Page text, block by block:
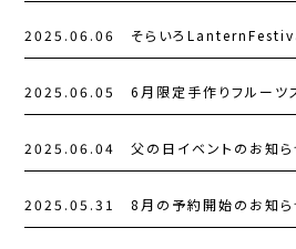
2025.06.06 そらいろ
2025.06.05 6月限定手作りフルーツ
2025.06.04 父の日イベントのお知ら
2025.05.31 8月の予約開始のお知ら